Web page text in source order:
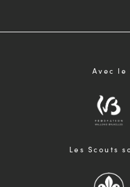
Avec le
Les Scouts